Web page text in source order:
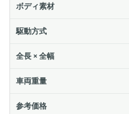
ボディ素材
駆動方式
全長 × 全幅
車両重量
参考価格